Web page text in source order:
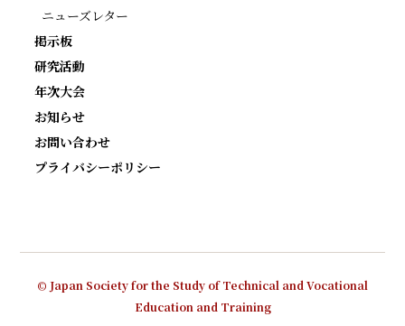
ニューズレター
掲示板
研究活動
年次大会
お知らせ
お問い合わせ
プライバシーポリシー
© Japan Society for the Study of Technical and Vocational
Education and Training